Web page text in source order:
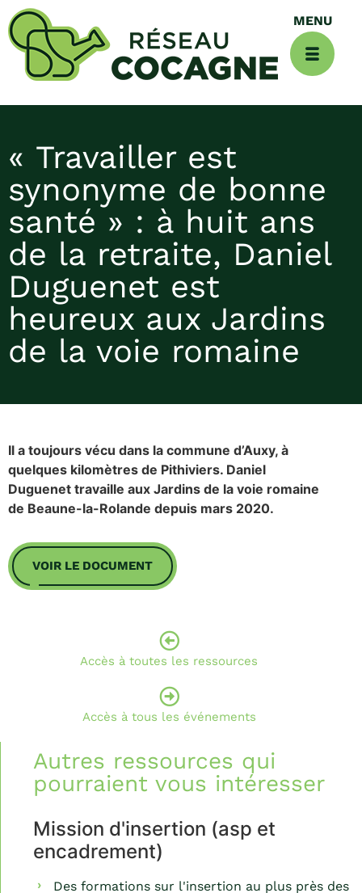
« Travailler est
synonyme de bonne
santé » : à huit ans
de la retraite, Daniel
Duguenet est
heureux aux Jardins
de la voie romaine
Il a toujours vécu dans la commune d’Auxy, à
quelques kilomètres de Pithiviers. Daniel
Duguenet travaille aux Jardins de la voie romaine
de Beaune-la-Rolande depuis mars 2020.
VOIR LE DOCUMENT
Accès à toutes les ressources
Accès à tous les événements
Autres ressources qui
pourraient vous intéresser
Mission d'insertion (asp et
encadrement)
Des formations sur l'insertion au plus près des